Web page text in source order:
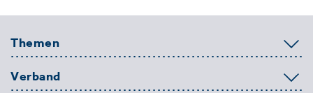
Themen
Verband